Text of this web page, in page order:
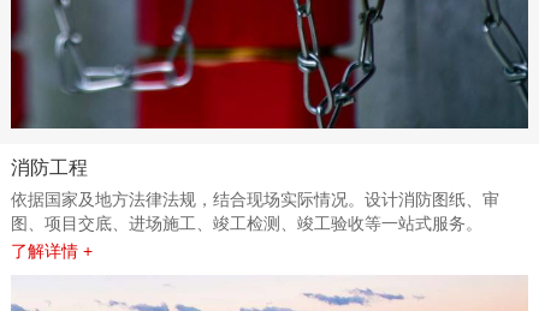
消防工程
依据国家及地方法律法规，结合现场实际情况。设计消防图纸、审
图、项目交底、进场施工、竣工检测、竣工验收等一站式服务。
了解详情 +